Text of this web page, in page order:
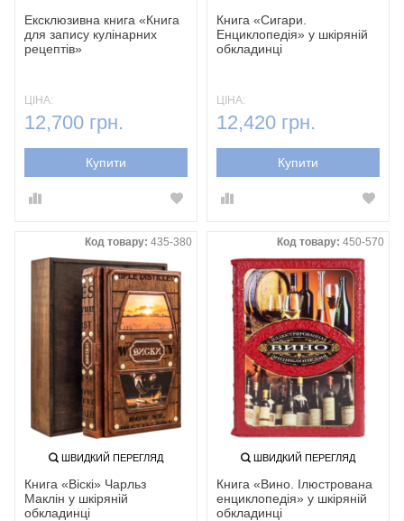
Ексклюзивна книга «Книга
для запису кулінарних
рецептів»
ЦІНА:
12,700 грн.
Купити
Книга «Сигари.
Енциклопедія» у шкіряній
обкладинці
ЦІНА:
12,420 грн.
Купити
Код товару: 435-380
ШВИДКИЙ ПЕРЕГЛЯД
Книга «Віскі» Чарльз
Маклін у шкіряній
обкладинці
Код товару: 450-570
ШВИДКИЙ ПЕРЕГЛЯД
Книга «Вино. Ілюстрована
енциклопедія» у шкіряній
обкладинці